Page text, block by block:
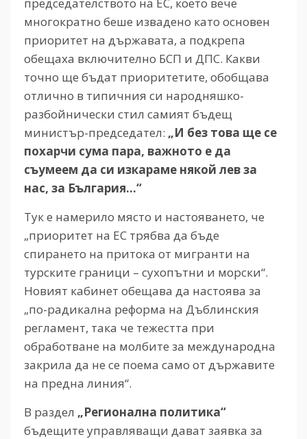
многократно беше извадено като основен
приоритет на държавата, а подкрепа
обещаха включително БСП и ДПС. Какви
точно ще бъдат приоритетите, обобщава
отлично в типичния си народняшко-
разбойнически стил самият бъдещ
министър-председател: „И без това ще се
похарчи сума пара, важното е да
съумеем да си изкараме някой лев за
нас, за България…“
Тук е намерило място и настояването, че
„приоритет на ЕС трябва да бъде
спирането на притока от мигранти на
турските граници – сухопътни и морски“.
Новият кабинет обещава да настоява за
„по-радикална реформа на Дъблинския
регламент, така че тежестта при
обработване на молбите за международна
закрила да не се поема само от държавите
на предна линия“.
В раздел „Регионална политика“
бъдещите управляващи дават заявка за